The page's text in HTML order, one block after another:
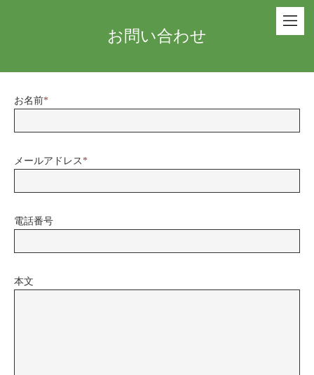
お問い合わせ
お名前*
メールアドレス*
電話番号
本文